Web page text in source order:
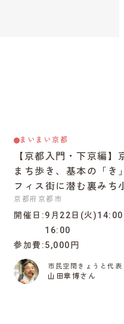
まいまい京都
【京都入門・下京編】
まち歩き、基本の「き
フィス街に潜む裏みち
京都府京都市
開催日
9月22日(火
16:00
参加費 5,000円
市民空間きょうと代表
山田章博さん